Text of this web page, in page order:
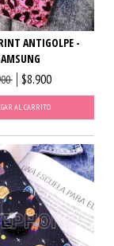
ANTIGOLPE -
$8.900
AL CARRITO